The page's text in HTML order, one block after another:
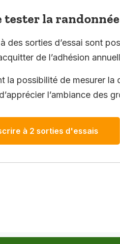
tester la
des sorties d’essai sont
de l’adhésion
la possibilité de mesurer la
l’ambiance des
à 2 sorties d'essais